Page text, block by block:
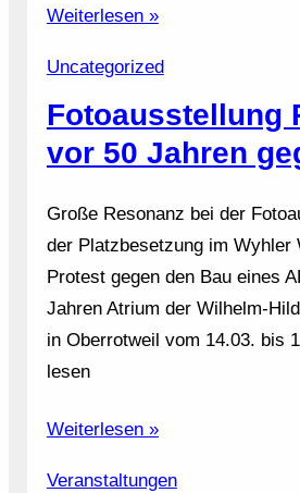
Weiterlesen »
Uncategorized
Fotoausstellung
vor 50 Jahren
Große Resonanz bei der
der Platzbesetzung im Wyhler
Protest gegen den Bau eines
Jahren Atrium der Wilhelm-
in Oberrotweil vom 14.03. bis
lesen
Weiterlesen »
Veranstaltungen